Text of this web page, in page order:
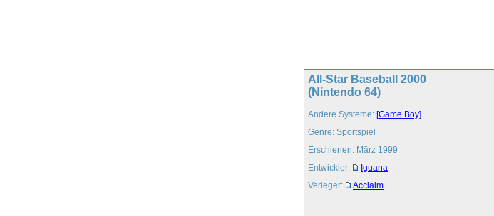
All-Star Baseball 2000
(Nintendo 64)
Andere Systeme: [Game Boy]
Genre: Sportspiel
Erschienen: März 1999
Entwickler:
Iguana
Verleger:
Acclaim